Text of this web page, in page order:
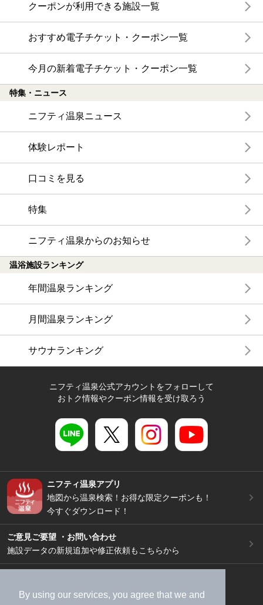
By using our services, you agree that we and
クーポンが利用できる施設一覧
おすすめ電子チケット・クーポン一覧
今月の新着電子チケット・クーポン一覧
特集・ニュース
ニフティ温泉ニュース
体験レポート
口コミを見る
特集
ニフティ温泉からのお知らせ
温浴施設ランキング
年間温泉ランキング
月間温泉ランキング
サウナランキング
ニフティ温泉公式アカウントをフォローして
おトク情報やクーポン情報を受け取ろう
ニフティ温泉アプリ
地図から温泉検索！お得な限定クーポンも！
今すぐダウンロード！
ご意見ご要望 ・お問い合わせ
施設データの新規追加や修正依頼もこちらから
加盟店募集（資料請求）
広告出稿のご案内